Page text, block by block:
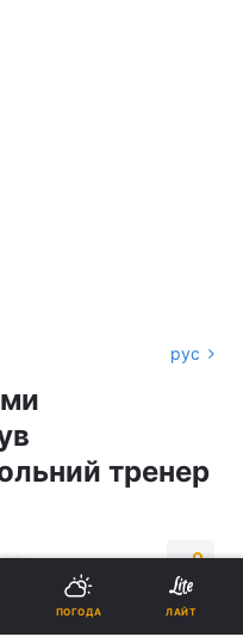
рус
тренер
нас в Google
ПОГОДА ЛАЙТ